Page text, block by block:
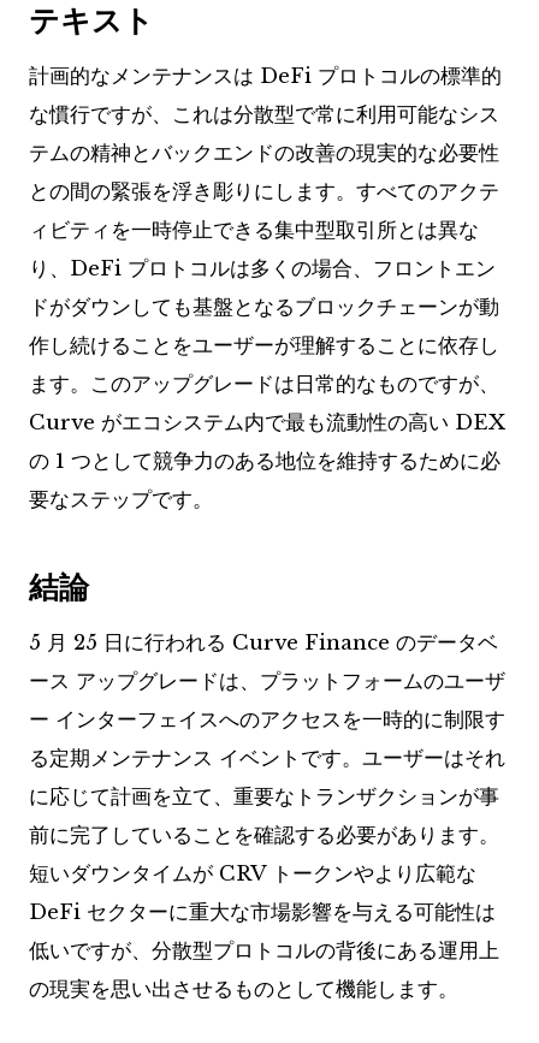
テキスト
計画的なメンテナンスは DeFi プロトコルの標準的
な慣行ですが、これは分散型で常に利用可能なシス
テムの精神とバックエンドの改善の現実的な必要性
との間の緊張を浮き彫りにします。すべてのアクテ
ィビティを一時停止できる集中型取引所とは異な
り、DeFi プロトコルは多くの場合、フロントエン
ドがダウンしても基盤となるブロックチェーンが動
作し続けることをユーザーが理解することに依存し
ます。このアップグレードは日常的なものですが、
Curve がエコシステム内で最も流動性の高い DEX
の 1 つとして競争力のある地位を維持するために必
要なステップです。
結論
5 月 25 日に行われる Curve Finance のデータベ
ース アップグレードは、プラットフォームのユーザ
ー インターフェイスへのアクセスを一時的に制限す
る定期メンテナンス イベントです。ユーザーはそれ
に応じて計画を立て、重要なトランザクションが事
前に完了していることを確認する必要があります。
短いダウンタイムが CRV トークンやより広範な
DeFi セクターに重大な市場影響を与える可能性は
低いですが、分散型プロトコルの背後にある運用上
の現実を思い出させるものとして機能します。